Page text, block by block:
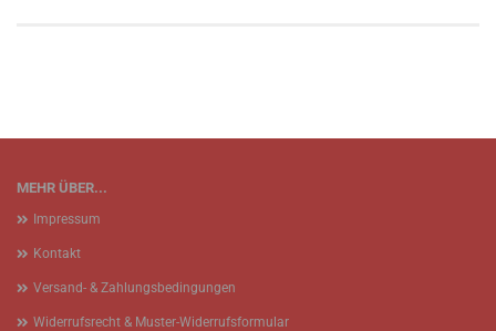
MEHR ÜBER...
Impressum
Kontakt
Versand- & Zahlungsbedingungen
Widerrufsrecht & Muster-Widerrufsformular